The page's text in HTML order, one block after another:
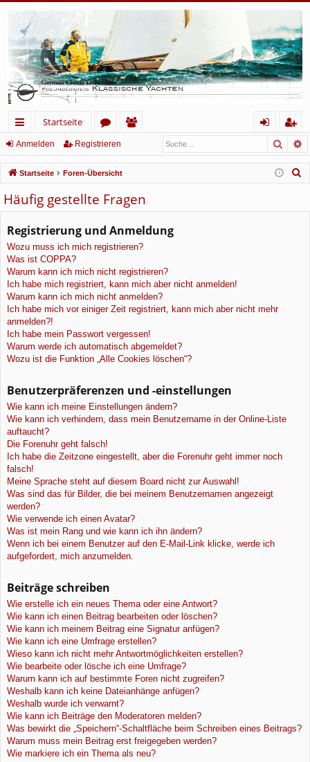
ch
ne
llz
ug
rif
f
Startseite
or
en
lie
de
r
m
el
eg
ist
rie
Anmelden Registrieren
Startseite Foren-Übersicht
Häufig gestellte Fragen
Registrierung und Anmeldung
Wozu muss ich mich registrieren?
Was ist COPPA?
Warum kann ich mich nicht registrieren?
Ich habe mich registriert, kann mich aber nicht anmelden!
Warum kann ich mich nicht anmelden?
Ich habe mich vor einiger Zeit registriert, kann mich aber nicht mehr
anmelden?!
Ich habe mein Passwort vergessen!
Warum werde ich automatisch abgemeldet?
Wozu ist die Funktion „Alle Cookies löschen“?
Benutzerpräferenzen und -einstellungen
Wie kann ich meine Einstellungen ändern?
Wie kann ich verhindern, dass mein Benutzername in der Online-Liste
auftaucht?
Die Forenuhr geht falsch!
Ich habe die Zeitzone eingestellt, aber die Forenuhr geht immer noch
falsch!
Meine Sprache steht auf diesem Board nicht zur Auswahl!
Was sind das für Bilder, die bei meinem Benutzernamen angezeigt
werden?
Wie verwende ich einen Avatar?
Was ist mein Rang und wie kann ich ihn ändern?
Wenn ich bei einem Benutzer auf den E-Mail-Link klicke, werde ich
aufgefordert, mich anzumelden.
Beiträge schreiben
Wie erstelle ich ein neues Thema oder eine Antwort?
Wie kann ich einen Beitrag bearbeiten oder löschen?
Wie kann ich meinem Beitrag eine Signatur anfügen?
Wie kann ich eine Umfrage erstellen?
Wieso kann ich nicht mehr Antwortmöglichkeiten erstellen?
Wie bearbeite oder lösche ich eine Umfrage?
Warum kann ich auf bestimmte Foren nicht zugreifen?
Weshalb kann ich keine Dateianhänge anfügen?
Weshalb wurde ich verwarnt?
Wie kann ich Beiträge den Moderatoren melden?
Was bewirkt die „Speichern“-Schaltfläche beim Schreiben eines Beitrags?
Warum muss mein Beitrag erst freigegeben werden?
Wie markiere ich ein Thema als neu?